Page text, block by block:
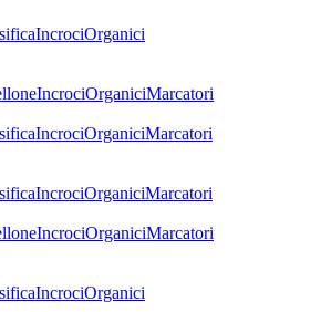
IncrociOrganici
IncrociOrganiciMarcatori
IncrociOrganiciMarcatori
IncrociOrganiciMarcatori
IncrociOrganiciMarcatori
IncrociOrganici